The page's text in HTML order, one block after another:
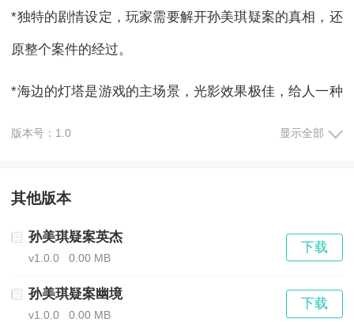
*独特的剧情设定，玩家需要解开孙美琪疑案的真相，还
原整个案件的经过。
*海边的灯塔是游戏的主场景，光影效果极佳，给人一种
身临其境的感觉。
索证据。
*时间要素的设定，玩家需要在不同时段寻找线索，这需
版本号：1.0 显示全部
其他版本
孙美琪疑案英杰
v1.0.0 0.00 MB
下载
孙美琪疑案幽境
v1.0.0 0.00 MB
下载